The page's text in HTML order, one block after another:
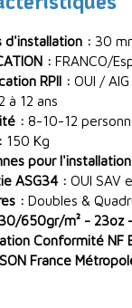
d'installation : 30
: FRANCO/
RPII : OUI / AIG
2 à 12 ans
: 8-10-12
150 Kg
pour
ASG34 : OUI SAV
: Doubles &
650gr/m² - 23oz
Conformité NF
France